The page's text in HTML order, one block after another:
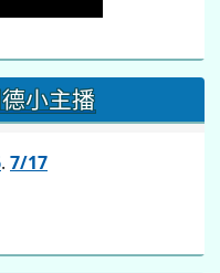
小主播
. 7/17
v/1BsLSkstia/